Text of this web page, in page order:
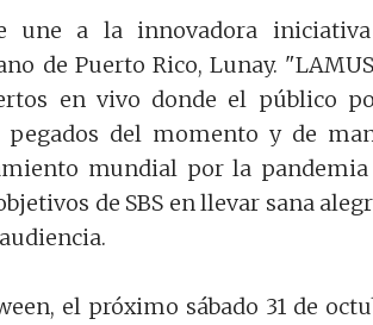
une a la innovadora
de Puerto Rico, Lunay.
en vivo donde el público
del momento y de
mundial por la
de SBS en llevar sana
el próximo sábado 31 de